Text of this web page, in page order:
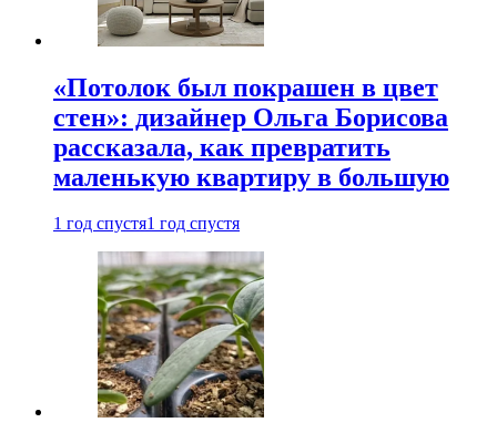
«Потолок был покрашен в цвет
стен»: дизайнер Ольга Борисова
рассказала, как превратить
маленькую квартиру в большую
1 год спустя1 год спустя